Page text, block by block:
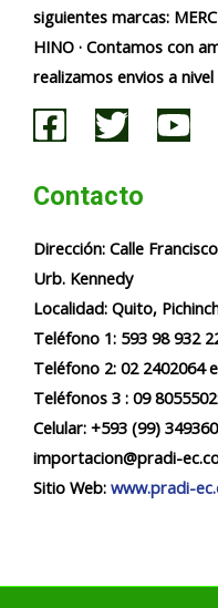
siguientes marcas:
HINO · Contamos con
realizamos envios a nivel
Contacto
Dirección: Calle
Urb. Kennedy
Localidad: Quito,
Teléfono 1: 593 98 932
Teléfono 2: 02 2402064
Teléfonos 3 : 09
Celular: +593 (99)
importacion@pradi-
Sitio Web: www.pradi-